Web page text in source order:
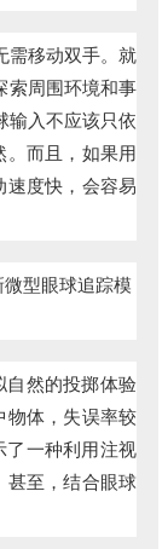
需移动双手。就
索周围环境和事
输入不应该只依
。而且，如果用
速度快，会容易
自然的投掷体验
物体，失误率较
了一种利用注视
甚至，结合眼球